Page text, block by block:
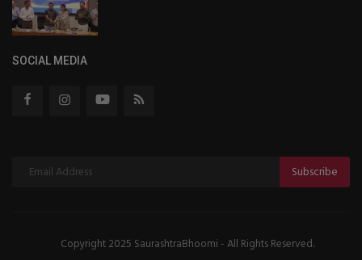
SOCIAL MEDIA
Subscribe
Copyright 2025 SaurashtraBhoomi - All Rights Reserved.